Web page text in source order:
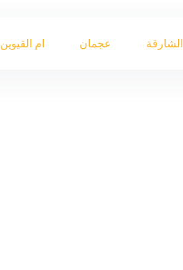
الشارقة عجمان ام القيوين